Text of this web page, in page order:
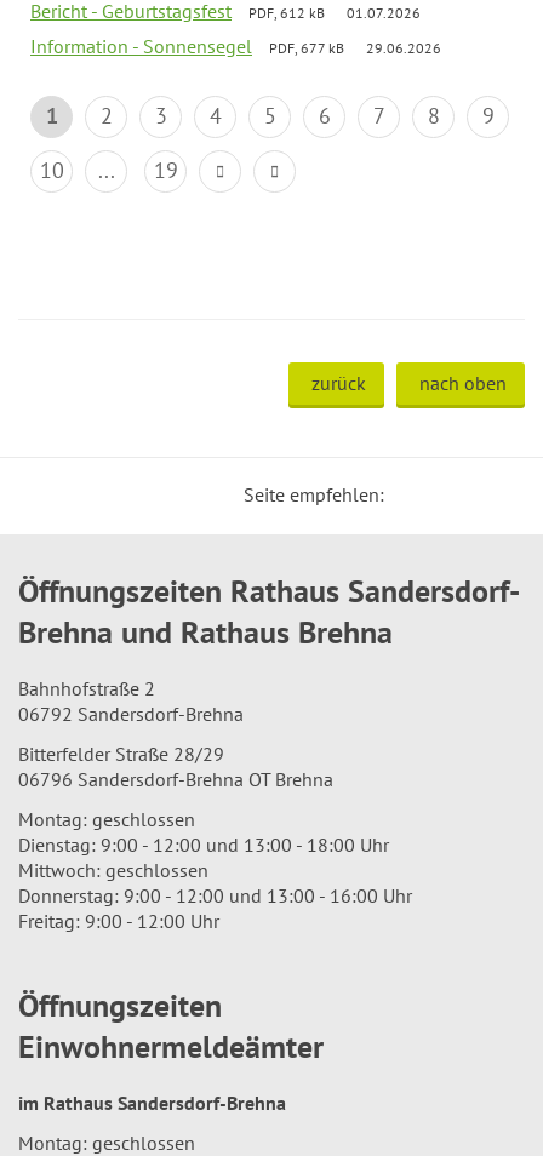
Bericht - Geburtstagsfest PDF, 612 kB 01.07.2026
Information - Sonnensegel PDF, 677 kB 29.06.2026
1 2 3 4 5 6 7 8
9
10
... 19
zurück nach oben
Seite empfehlen:
Öffnungszeiten Rathaus Sandersdorf-
Brehna und Rathaus Brehna
Bahnhofstraße 2
06792 Sandersdorf-Brehna
Bitterfelder Straße 28/29
06796 Sandersdorf-Brehna OT Brehna
Montag: geschlossen
Dienstag: 9:00 - 12:00 und 13:00 - 18:00 Uhr
Mittwoch: geschlossen
Donnerstag: 9:00 - 12:00 und 13:00 - 16:00 Uhr
Freitag: 9:00 - 12:00 Uhr
Öffnungszeiten
Einwohnermeldeämter
im Rathaus Sandersdorf-Brehna
Montag: geschlossen